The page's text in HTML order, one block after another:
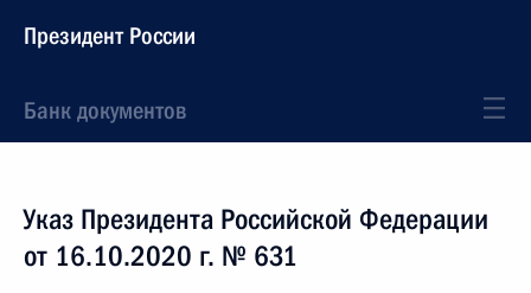
Президент России
Банк документов
Указ Президента Российской Федерации
от 16.10.2020 г. № 631